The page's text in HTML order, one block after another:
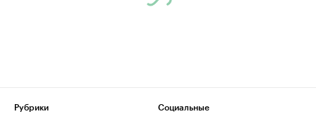
Рубрики
Социальные